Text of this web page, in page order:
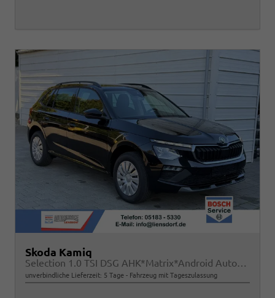
Skoda Kamiq
Selection 1.0 TSI DSG AHK*Matrix*Android Auto*SHZ*Kamera*Keyless*2Z Klimaauto*
unverbindliche Lieferzeit: 5 Tage Fahrzeug mit Tageszulassung